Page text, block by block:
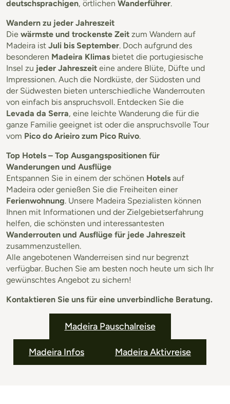
deutschsprachigen, örtlichen Wanderführer.
Wandern zu jeder Jahreszeit
Die wärmste und trockenste Zeit zum Wandern auf
Madeira ist Juli bis September. Doch aufgrund des
besonderen Madeira Klimas bietet die portugiesische
Insel zu jeder Jahreszeit eine andere Blüte, Düfte und
Impressionen. Auch die Nordküste, der Südosten und
der Südwesten bieten unterschiedliche Wanderrouten
von einfach bis anspruchsvoll. Entdecken Sie die
Levada da Serra, eine leichte Wanderung die für die
ganze Familie geeignet ist oder die anspruchsvolle Tour
vom Pico do Arieiro zum Pico Ruivo.
Top Hotels – Top Ausgangspositionen für
Wanderungen und Ausflüge
Entspannen Sie in einem der schönen Hotels auf
Madeira oder genießen Sie die Freiheiten einer
Ferienwohnung. Unsere Madeira Spezialisten können
Ihnen mit Informationen und der Zielgebietserfahrung
helfen, die schönsten und interessantesten
Wanderrouten und Ausflüge für jede Jahreszeit
zusammenzustellen.
Alle angebotenen Wanderreisen sind nur begrenzt
verfügbar. Buchen Sie am besten noch heute um sich Ihr
gewünschtes Angebot zu sichern!
Kontaktieren Sie uns für eine unverbindliche Beratung.
Madeira Pauschalreise
Madeira Infos Madeira Aktivreise